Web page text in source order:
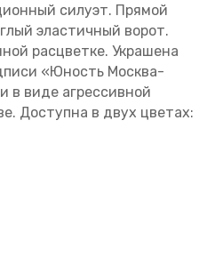
силуэт. Прямой
эластичный ворот.
расцветке. Украшена
«Юность Москва-
в виде агрессивной
Доступна в двух цветах: